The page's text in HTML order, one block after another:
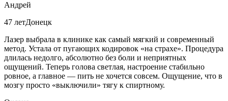
Андрей
47 летДонецк
Лазер выбрала в клинике как самый мягкий и современный
метод. Устала от пугающих кодировок «на страхе». Процедура
длилась недолго, абсолютно без боли и неприятных
ощущений. Теперь голова светлая, настроение стабильно
ровное, а главное — пить не хочется совсем. Ощущение, что в
мозгу просто «выключили» тягу к спиртному.